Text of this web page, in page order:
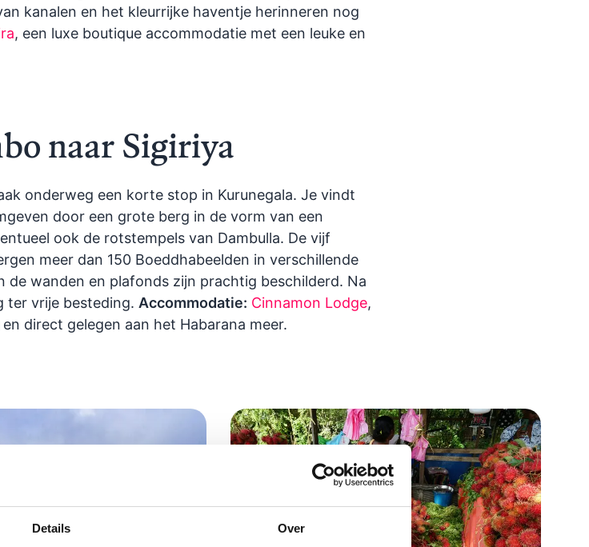
Details Over
kanalen en het kleurrijke haventje herinneren nog
, een luxe boutique accommodatie met een leuke en
naar Sigiriya
onderweg een korte stop in Kurunegala. Je vindt
door een grote berg in de vorm van een
ook de rotstempels van Dambulla. De vijf
meer dan 150 Boeddhabeelden in verschillende
de wanden en plafonds zijn prachtig beschilderd. Na
ter vrije besteding. Accommodatie: Cinnamon Lodge,
direct gelegen aan het Habarana meer.